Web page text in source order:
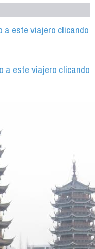
a este viajero clicando
a este viajero clicando